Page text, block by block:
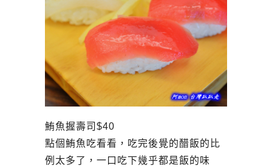
鮪魚握壽司$40
點個鮪魚吃看看，吃完後覺的醋飯的比
例太多了，一口吃下幾乎都是飯的味